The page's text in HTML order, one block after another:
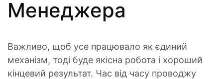
Менеджера
Важливо, щоб усе працювало як єдиний
механізм, тоді буде якісна робота і хороший
кінцевий результат. Час від часу проводжу